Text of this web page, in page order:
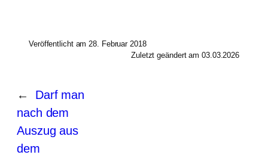
Veröffentlicht am 28. Februar 2018
Zuletzt geändert am 03.03.2026
←
Darf man
nach dem
Auszug aus
dem